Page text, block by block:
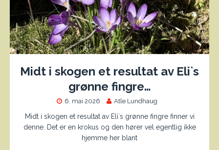
Midt i skogen et resultat av Eli`s
grønne fingre…
6. mai 2026 Atle Lundhaug
Midt i skogen et resultat av Eli`s grønne fingre finner vi
denne. Det er en krokus og den hører vel egentlig ikke
hjemme her blant